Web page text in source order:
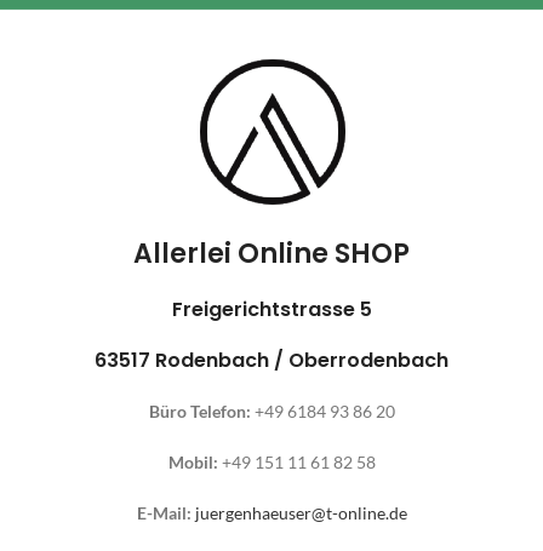
Allerlei Online SHOP
Freigerichtstrasse 5
63517 Rodenbach / Oberrodenbach
Büro Telefon: +49 6184 93 86 20
Mobil: +49 151 11 61 82 58
E-Mail: juergenhaeuser@t-online.de